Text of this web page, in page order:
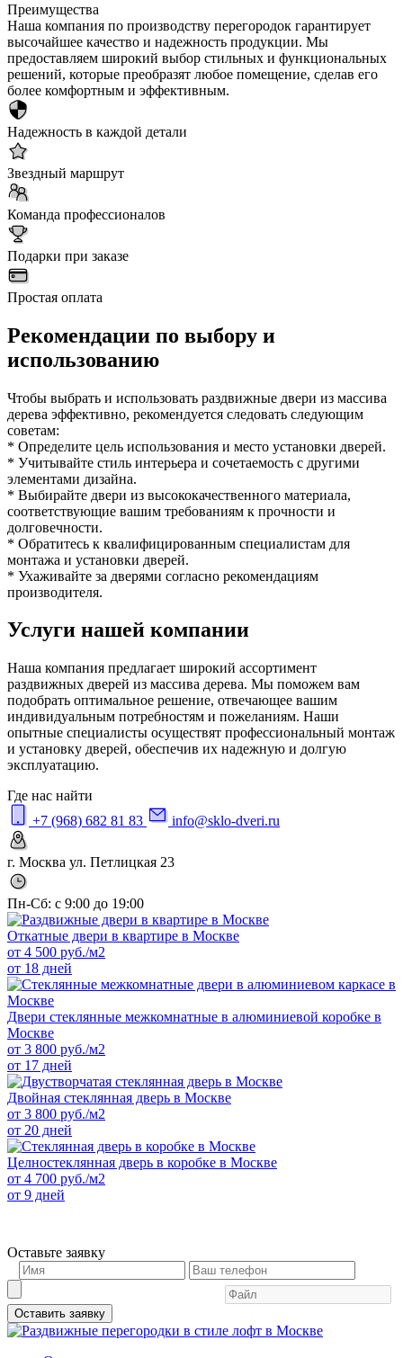
Преимущества
Наша компания по производству перегородок гарантирует
высочайшее качество и надежность продукции. Мы
предоставляем широкий выбор стильных и функциональных
решений, которые преобразят любое помещение, сделав его
более комфортным и эффективным.
Надежность в каждой детали
Звездный маршрут
Команда профессионалов
Подарки при заказе
Простая оплата
Рекомендации по выбору и
использованию
Чтобы выбрать и использовать раздвижные двери из массива
дерева эффективно, рекомендуется следовать следующим
советам:
* Определите цель использования и место установки дверей.
* Учитывайте стиль интерьера и сочетаемость с другими
элементами дизайна.
* Выбирайте двери из высококачественного материала,
соответствующие вашим требованиям к прочности и
долговечности.
* Обратитесь к квалифицированным специалистам для
монтажа и установки дверей.
* Ухаживайте за дверями согласно рекомендациям
производителя.
Услуги нашей компании
Наша компания предлагает широкий ассортимент
раздвижных дверей из массива дерева. Мы поможем вам
подобрать оптимальное решение, отвечающее вашим
индивидуальным потребностям и пожеланиям. Наши
опытные специалисты осуществят профессиональный монтаж
и установку дверей, обеспечив их надежную и долгую
эксплуатацию.
Где нас найти
+7 (968) 682 81 83
info@sklo-dveri.ru
г. Москва ул. Петлицкая 23
Пн-Сб: с 9:00 до 19:00
Откатные двери в квартире в Москве
от 4 500 руб./м2
от 18 дней
Двери стеклянные межкомнатные в алюминиевой коробке в
Москве
от 3 800 руб./м2
от 17 дней
Двойная стеклянная дверь в Москве
от 3 800 руб./м2
от 20 дней
Целностеклянная дверь в коробке в Москве
от 4 700 руб./м2
от 9 дней
Оставьте заявку
Оставить заявку